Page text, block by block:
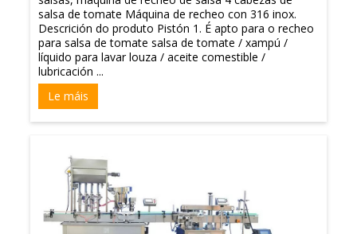
salsa de tomate Máquina de recheo con 316 inox.
Descrición do produto Pistón 1. É apto para o recheo
para salsa de tomate salsa de tomate / xampú /
líquido para lavar louza / aceite comestible /
lubricación ...
Le máis